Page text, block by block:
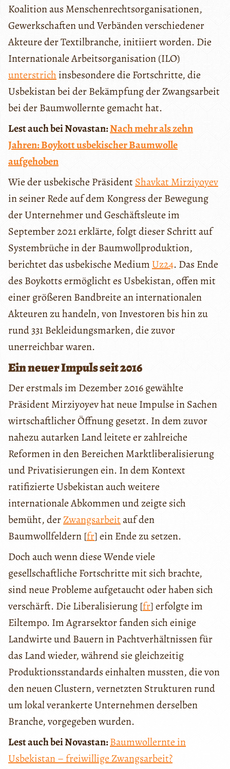
Koalition aus Menschenrechtsorganisationen,
Gewerkschaften und Verbänden verschiedener
Akteure der Textilbranche, initiiert worden. Die
Internationale Arbeitsorganisation (ILO)
unterstrichinsbesondere die Fortschritte, die
Usbekistan bei der Bekämpfung der Zwangsarbeit
bei der Baumwollernte gemacht hat.
Lest auch bei Novastan:Nach mehr als zehn
Jahren: Boykott usbekischer Baumwolle
aufgehoben
Wie der usbekische PräsidentShavkat Mirziyoyev
in seiner Rede auf dem Kongress der Bewegung
der Unternehmer und Geschäftsleute im
September 2021 erklärte, folgt dieser Schritt auf
Systembrüche in der Baumwollproduktion,
berichtet das usbekische MediumUz24. Das Ende
des Boykotts ermöglicht es Usbekistan, offen mit
einer größeren Bandbreite an internationalen
Akteuren zu handeln, von Investoren bis hin zu
rund 331 Bekleidungsmarken, die zuvor
unerreichbar waren.
Ein neuer Impuls seit 2016
Der erstmals im Dezember 2016 gewählte
Präsident Mirziyoyev hat neue Impulse in Sachen
wirtschaftlicher Öffnung gesetzt. In dem zuvor
nahezu autarken Land leitete er zahlreiche
Reformen in den Bereichen Marktliberalisierung
und Privatisierungen ein. In dem Kontext
ratifizierte Usbekistan auch weitere
internationale Abkommen und zeigte sich
bemüht, derZwangsarbeitauf den
Baumwollfeldern [fr] ein Ende zu setzen.
Doch auch wenn diese Wende viele
gesellschaftliche Fortschritte mit sich brachte,
sind neue Probleme aufgetaucht oder haben sich
verschärft. Die Liberalisierung [fr] erfolgte im
Eiltempo. Im Agrarsektor fanden sich einige
Landwirte und Bauern in Pachtverhältnissen für
das Land wieder, während sie gleichzeitig
Produktionsstandards einhalten mussten, die von
den neuen Clustern, vernetzten Strukturen rund
um lokal verankerte Unternehmen derselben
Branche, vorgegeben wurden.
Lest auch bei Novastan:Baumwollernte in
Usbekistan – freiwillige Zwangsarbeit?